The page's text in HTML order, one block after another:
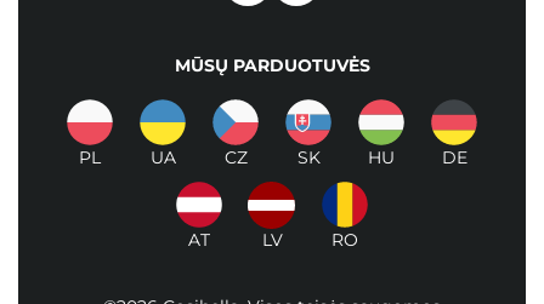
MŪSŲ PARDUOTUVĖS
PL UA CZ SK HU DE
AT LV RO